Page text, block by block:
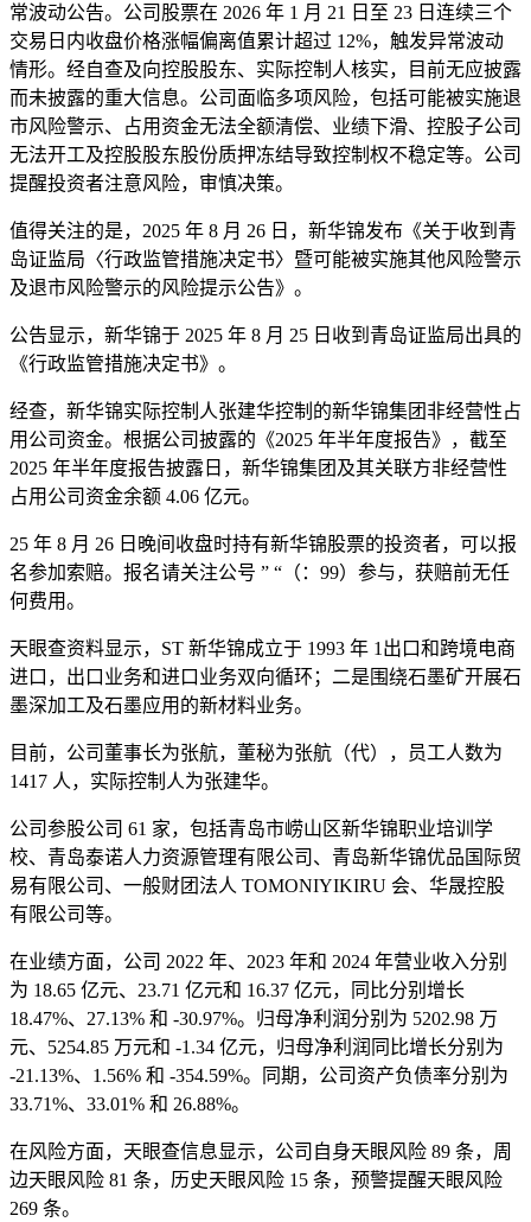
常波动公告。公司股票在 2026 年 1 月 21 日至 23 日连续三个
交易日内收盘价格涨幅偏离值累计超过 12%，触发异常波动
情形。经自查及向控股股东、实际控制人核实，目前无应披露
而未披露的重大信息。公司面临多项风险，包括可能被实施退
市风险警示、占用资金无法全额清偿、业绩下滑、控股子公司
无法开工及控股股东股份质押冻结导致控制权不稳定等。公司
提醒投资者注意风险，审慎决策。
值得关注的是，2025 年 8 月 26 日，新华锦发布《关于收到青
岛证监局〈行政监管措施决定书〉暨可能被实施其他风险警示
及退市风险警示的风险提示公告》。
公告显示，新华锦于 2025 年 8 月 25 日收到青岛证监局出具的
《行政监管措施决定书》。
经查，新华锦实际控制人张建华控制的新华锦集团非经营性占
用公司资金。根据公司披露的《2025 年半年度报告》，截至
2025 年半年度报告披露日，新华锦集团及其关联方非经营性
占用公司资金余额 4.06 亿元。
25 年 8 月 26 日晚间收盘时持有新华锦股票的投资者，可以报
名参加索赔。报名请关注公号 ” “（：99）参与，获赔前无任
何费用。
天眼查资料显示，ST 新华锦成立于 1993 年 1出口和跨境电商
进口，出口业务和进口业务双向循环；二是围绕石墨矿开展石
墨深加工及石墨应用的新材料业务。
目前，公司董事长为张航，董秘为张航（代），员工人数为
1417 人，实际控制人为张建华。
公司参股公司 61 家，包括青岛市崂山区新华锦职业培训学
校、青岛泰诺人力资源管理有限公司、青岛新华锦优品国际贸
易有限公司、一般财团法人 TOMONIYIKIRU 会、华晟控股
有限公司等。
在业绩方面，公司 2022 年、2023 年和 2024 年营业收入分别
为 18.65 亿元、23.71 亿元和 16.37 亿元，同比分别增长
18.47%、27.13% 和 -30.97%。归母净利润分别为 5202.98 万
元、5254.85 万元和 -1.34 亿元，归母净利润同比增长分别为
-21.13%、1.56% 和 -354.59%。同期，公司资产负债率分别为
33.71%、33.01% 和 26.88%。
在风险方面，天眼查信息显示，公司自身天眼风险 89 条，周
边天眼风险 81 条，历史天眼风险 15 条，预警提醒天眼风险
269 条。